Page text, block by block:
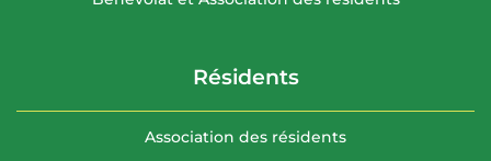
Résidents
Association des résidents